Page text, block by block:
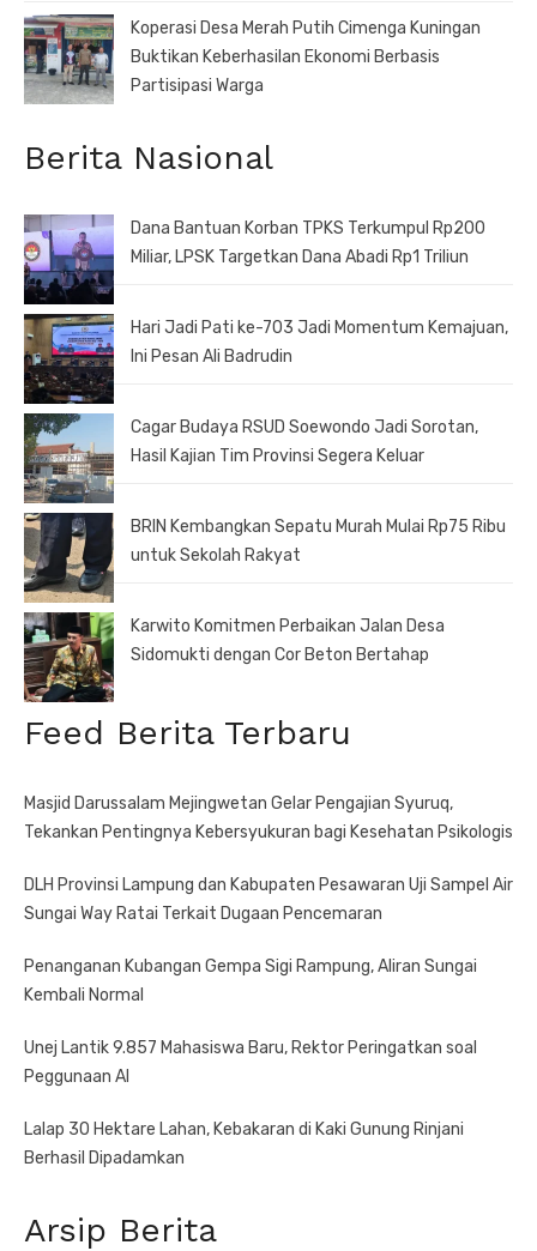
Koperasi Desa Merah Putih Cimenga Kuningan
Buktikan Keberhasilan Ekonomi Berbasis
Partisipasi Warga
Berita Nasional
Dana Bantuan Korban TPKS Terkumpul Rp200
Miliar, LPSK Targetkan Dana Abadi Rp1 Triliun
Hari Jadi Pati ke-703 Jadi Momentum Kemajuan,
Ini Pesan Ali Badrudin
Cagar Budaya RSUD Soewondo Jadi Sorotan,
Hasil Kajian Tim Provinsi Segera Keluar
BRIN Kembangkan Sepatu Murah Mulai Rp75 Ribu
untuk Sekolah Rakyat
Karwito Komitmen Perbaikan Jalan Desa
Sidomukti dengan Cor Beton Bertahap
Feed Berita Terbaru
Masjid Darussalam Mejingwetan Gelar Pengajian Syuruq,
Tekankan Pentingnya Kebersyukuran bagi Kesehatan Psikologis
DLH Provinsi Lampung dan Kabupaten Pesawaran Uji Sampel Air
Sungai Way Ratai Terkait Dugaan Pencemaran
Penanganan Kubangan Gempa Sigi Rampung, Aliran Sungai
Kembali Normal
Unej Lantik 9.857 Mahasiswa Baru, Rektor Peringatkan soal
Peggunaan AI
Lalap 30 Hektare Lahan, Kebakaran di Kaki Gunung Rinjani
Berhasil Dipadamkan
Arsip Berita